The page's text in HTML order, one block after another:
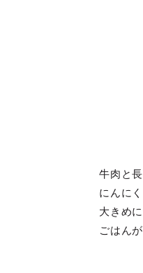
牛肉と
にんに
大きめ
ごはん